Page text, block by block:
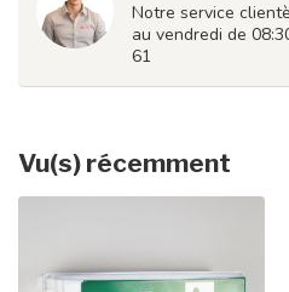
Notre service
au vendredi de
61
Vu(s) récemment